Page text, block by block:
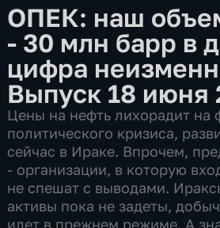
ОПЕК: наш
- 30 млн барр в
цифра
Выпуск 18 июня
Цены на нефть лихорадит на
политического кризиса,
сейчас в Ираке. Впрочем,
- организации, в которую
не спешат с выводами.
активы пока не задеты,
идет в прежнем режиме. А